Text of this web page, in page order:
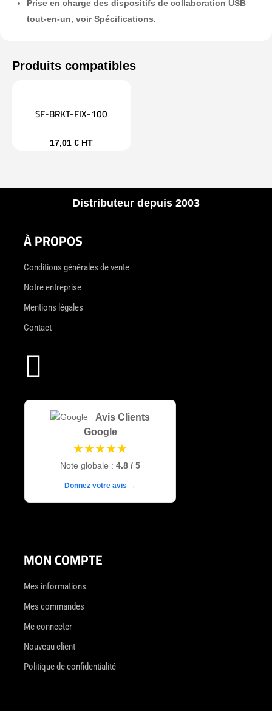
Prise en charge des dispositifs de collaboration USB
tout-en-un, voir Spécifications.
SF-BRKT-FIX-100
17,01€ HT
Distributeur depuis 2003
À PROPOS
Conditions générales de vente
Notre entreprise
Mentions légales
Contact

Avis Clients
Google
★★★★★
Note globale : 4.8 / 5
Donnez votre avis →
MON COMPTE
Mes informations
Mes commandes
Me connecter
Nouveau client
Politique de confidentialité